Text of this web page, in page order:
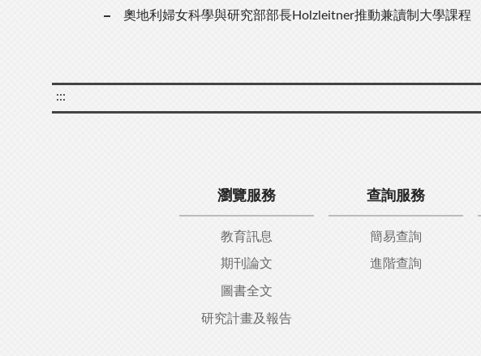
奧地利婦女科學與研究部部長Holzleitner推動兼讀制大學課程
:::
瀏覽服務
教育訊息
期刊論文
圖書全文
研究計畫及報告
查詢服務
簡易查詢
進階查詢